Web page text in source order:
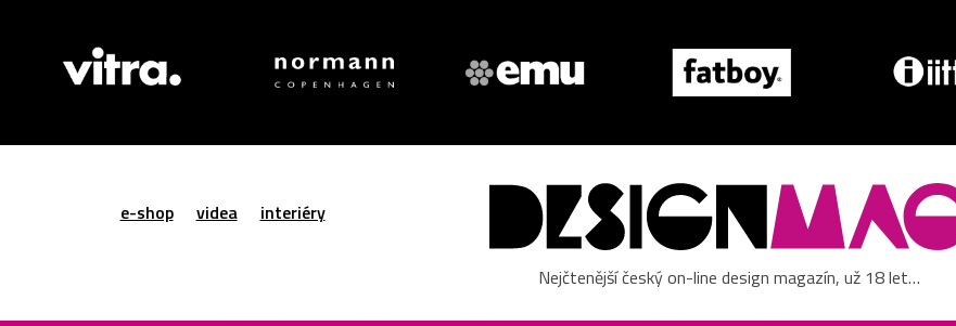
e-shop videa interiéry
Nejčtenější český on-line design magazín, už 18 let…